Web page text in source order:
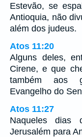
Estevão, se
Antioquia, não
além dos judeus.
Atos 11:20
Alguns deles,
Cirene, e que
também aos
Evangelho do
Atos 11:27
Naqueles dias
Jerusalém para